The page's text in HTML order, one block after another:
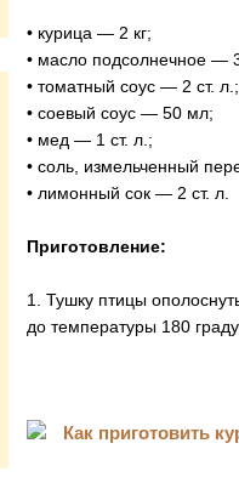
• курица — 2 кг;
• масло подсолнечное —
• томатный соус — 2 ст. л.;
• соевый соус — 50 мл;
• мед — 1 ст. л.;
• соль, измельченный
• лимонный сок — 2 ст. л.
Приготовление:
1. Тушку птицы
до температуры 180